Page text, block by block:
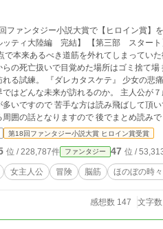
タジー小説大賞で【ヒロイン賞】を受賞しました☆☆☆ 【
結】 【第三部 スタート】 とある世界で目覚めたのは、原作を知らない一人
本来あるべき道筋を外れてしまっていた彼女は、
らの死亡扱いで目覚めた場所はゴミ捨て
れる試練。 『ダレカタスケテ』 少女の
のか。 主人公が７歳になる頃までは平和、ホノボノが続きます。 ※閑話は
多いですので 苦手な方は読み飛ばして頂
周囲の話となりますので 後でまとめ読み
を知らないため『本編（原作）』描写はほとんど出ませ
本編のダーク要素は少な目。 同作品を『小説を読もう』『カクヨム』でも配
っております。 作者 非常に豆腐マイン
第18回ファンタジー小説大賞 ヒロイン賞受賞
位 / 228,787件 ファンタジー 47 位 /
女主人公 冒険 脳筋 ほのぼの時
感想数 147 文字